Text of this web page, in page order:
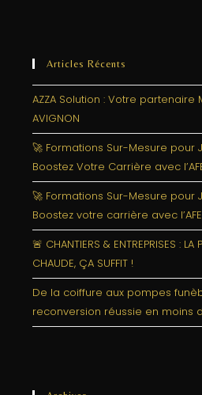
Articles Récents
AZZA Solution : Votre
AVIGNON
🚀 Formations Sur-Mesure pour
Boostez Votre Carrière avec
🚀 Formations Sur-Mesure pour
Boostez votre carrière avec
🚨 CHANTIERS & ENTREPRISES : LA
CHAUDE, ÇA SUFFIT !
De la coiffure aux pompes
reconversion réussie en moins